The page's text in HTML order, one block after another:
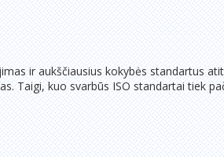
ir aukščiausius kokybės standartus
Taigi, kuo svarbūs ISO standartai tiek